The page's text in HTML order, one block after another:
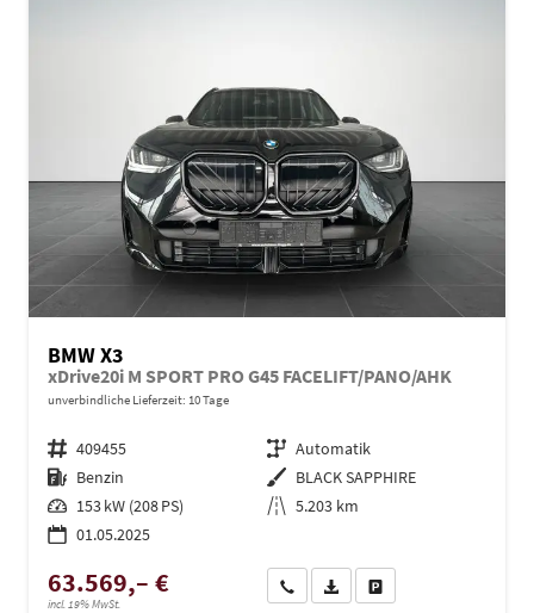
BMW X3
xDrive20i M SPORT PRO G45 FACELIFT/PANO/AHK
unverbindliche Lieferzeit: 10 Tage
Fahrzeugnr. 409455 Getriebe Automatik
Kraftstoff Benzin Außenfarbe BLACK SAPPHIRE
Leistung 153 kW (208 PS) Kilometerstand 5.203 km
01.05.2025
63.569,– €
incl. 19% MwSt.
Wir rufen Sie anPDF-Datei, Fahrzeugexposé